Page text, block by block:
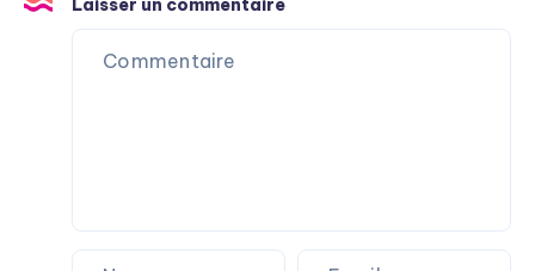
Laisser un commentaire